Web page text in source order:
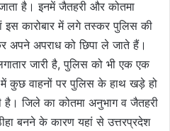
है। इनमें जैतहरी और कोतमा
कारोबार में लगे तस्कर पुलिस की
अपने अपराध को छिपा ले जाते हैं।
जारी है, पुलिस को भी एक एक
कुछ वाहनों पर पुलिस के हाथ खड़े हो
है। जिले का कोतमा अनुभाग व जैतहरी
बनने के कारण यहां से उत्तरप्रदेश